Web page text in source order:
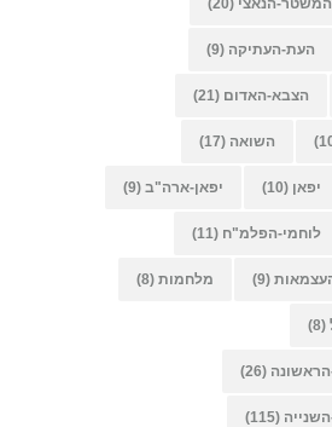
המשטר-הנאצי (20)
העת-העתיקה (9)
הצבא-האדום (21)
השואה (17)
יפאן (10) יפאן-ארה"ב (9)
לוחמי-הפלמ"ח (11)
(9) מלחמות (8)
(8)
(26)
(115)